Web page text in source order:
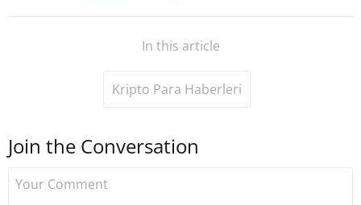
In this article
Kripto Para Haberleri
Join the Conversation